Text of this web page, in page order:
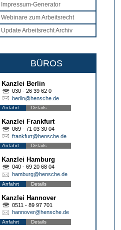
Impressum-Generator
Webinare zum Arbeitsrecht
Update Arbeitsrecht Archiv
BÜROS
Kanzlei Berlin
030 - 26 39 62 0
berlin@hensche.de
Anfahrt Details
Kanzlei Frankfurt
069 - 71 03 30 04
frankfurt@hensche.de
Anfahrt Details
Kanzlei Hamburg
040 - 69 20 68 04
hamburg@hensche.de
Anfahrt Details
Kanzlei Hannover
0511 - 89 97 701
hannover@hensche.de
Anfahrt Details